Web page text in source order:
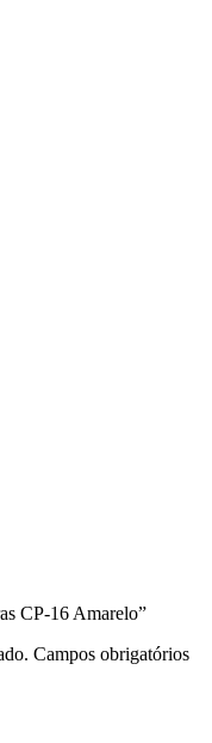
CP-16 Amarelo”
Campos obrigatórios